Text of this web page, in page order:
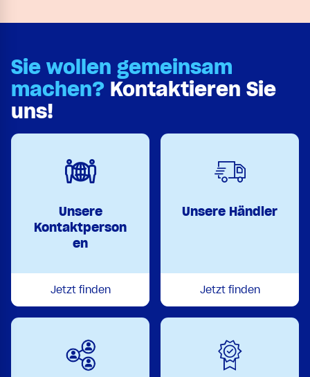
Sie wollen gemeinsam
machen? Kontaktieren Sie
uns!
Unsere
Kontaktperson
en
Jetzt finden
Unsere Händler
Jetzt finden